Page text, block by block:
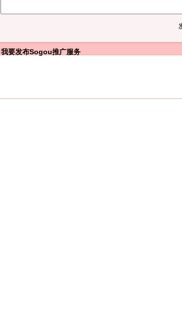
我要发布Sogou推广服务